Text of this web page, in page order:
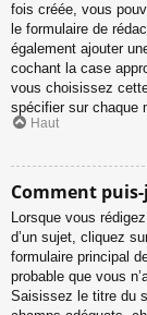
fois créée, vous
le formulaire de
également ajouter
cochant la case
vous choisissez
spécifier sur chaque
Haut
Comment
Lorsque vous
d’un sujet, cliquez
formulaire principal
probable que vous
Saisissez le titre du